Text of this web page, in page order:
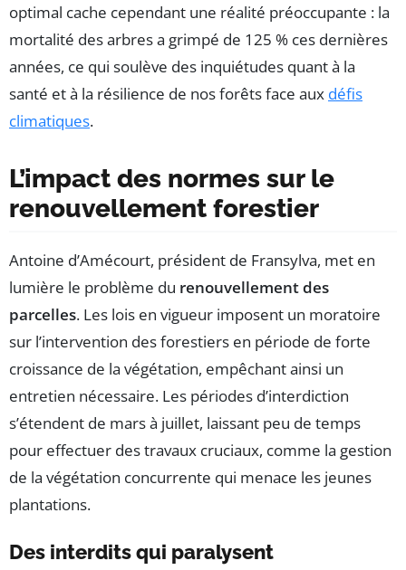
optimal cache cependant une réalité préoccupante : la
mortalité des arbres a grimpé de 125 % ces dernières
années, ce qui soulève des inquiétudes quant à la
santé et à la résilience de nos forêts face aux défis
climatiques.
L’impact des normes sur le
renouvellement forestier
Antoine d’Amécourt, président de Fransylva, met en
lumière le problème du renouvellement des
parcelles. Les lois en vigueur imposent un moratoire
sur l’intervention des forestiers en période de forte
croissance de la végétation, empêchant ainsi un
entretien nécessaire. Les périodes d’interdiction
s’étendent de mars à juillet, laissant peu de temps
pour effectuer des travaux cruciaux, comme la gestion
de la végétation concurrente qui menace les jeunes
plantations.
Des interdits qui paralysent